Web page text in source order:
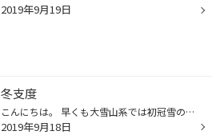
2019年9月19日
冬支度
こんにちは。 早くも大雪山系では初冠雪の予報も出ています。 冬はもうすぐそこまで来てるんですねー。 １年あっという間です。 店内も冬模様になっています。 冬はアルミホイールセットでの販売が増えますのでホイールのデザインで 選んで頂ける様にしています。 増税前に冬タイヤの準備と来年に向...
2019年9月18日